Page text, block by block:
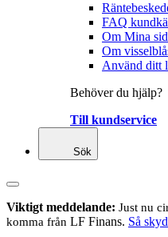
FAQ
Om Mina
Om
Använd ditt
Behöver du hjälp?
Till kundservice
Sök
Viktigt meddelande: Just nu
komma från LF Finans. Så